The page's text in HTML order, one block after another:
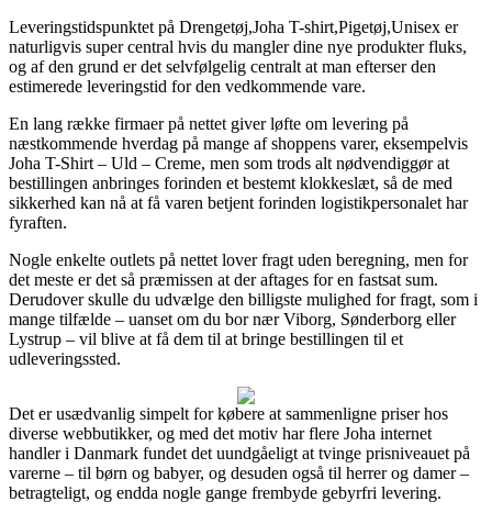
Leveringstidspunktet på Drengetøj,Joha T-shirt,Pigetøj,Unisex er
naturligvis super central hvis du mangler dine nye produkter fluks,
og af den grund er det selvfølgelig centralt at man efterser den
estimerede leveringstid for den vedkommende vare.
En lang række firmaer på nettet giver løfte om levering på
næstkommende hverdag på mange af shoppens varer, eksempelvis
Joha T-Shirt – Uld – Creme, men som trods alt nødvendiggør at
bestillingen anbringes forinden et bestemt klokkeslæt, så de med
sikkerhed kan nå at få varen betjent forinden logistikpersonalet har
fyraften.
Nogle enkelte outlets på nettet lover fragt uden beregning, men for
det meste er det så præmissen at der aftages for en fastsat sum.
Derudover skulle du udvælge den billigste mulighed for fragt, som i
mange tilfælde – uanset om du bor nær Viborg, Sønderborg eller
Lystrup – vil blive at få dem til at bringe bestillingen til et
udleveringssted.
Det er usædvanlig simpelt for købere at sammenligne priser hos
diverse webbutikker, og med det motiv har flere Joha internet
handler i Danmark fundet det uundgåeligt at tvinge prisniveauet på
varerne – til børn og babyer, og desuden også til herrer og damer –
betragteligt, og endda nogle gange frembyde gebyrfri levering.